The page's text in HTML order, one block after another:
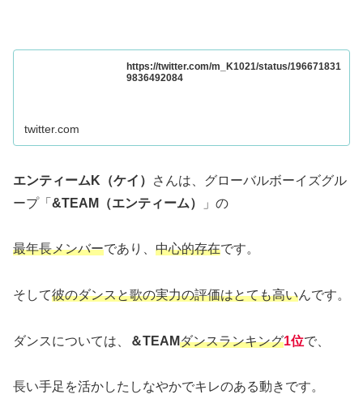
https://twitter.com/m_K1021/status/196671831
9836492084
twitter.com
エンティームK（ケイ）
さんは、グローバルボーイズグル
ープ「 &TEAM（エンティーム） 」の
最年長メンバーであり、 中心的存在です。
そして彼のダンスと歌の実力の評価はとても高いんです。
ダンスについては、 ＆TEAMダンスランキング1位で、
長い手足を活かしたしなやかでキレのある動きです。